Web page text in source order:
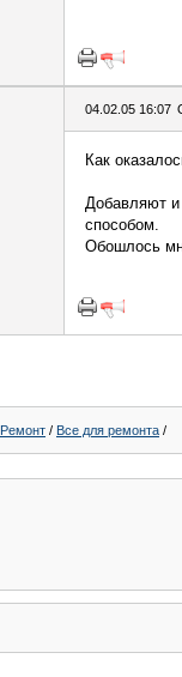
04.02.05 16:07
Как
Добавляют и
способом.
Обошлось
/ Все для ремонта /